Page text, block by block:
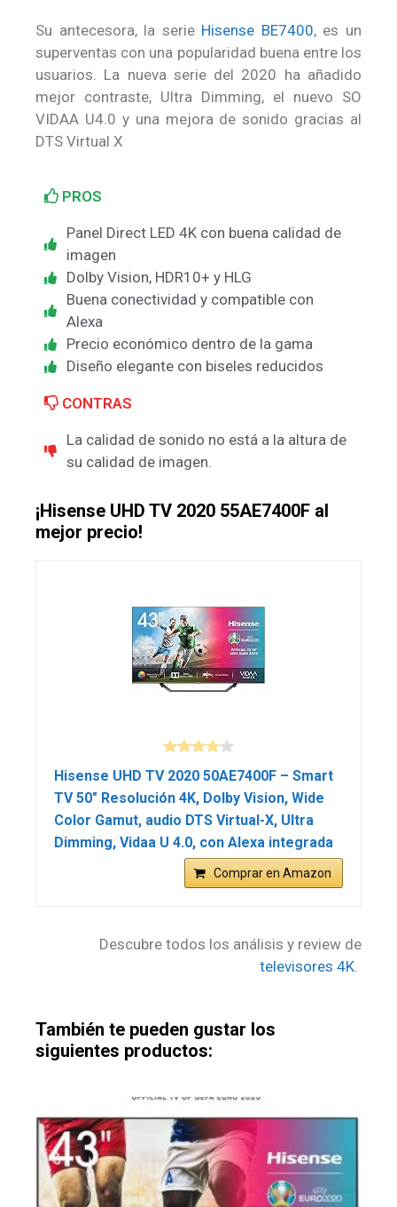
Su antecesora, la serie Hisense BE7400, es un
superventas con una popularidad buena entre los
usuarios. La nueva serie del 2020 ha añadido
mejor contraste, Ultra Dimming, el nuevo SO
VIDAA U4.0 y una mejora de sonido gracias al
DTS Virtual X
PROS
Panel Direct LED 4K con buena calidad de
imagen
Dolby Vision, HDR10+ y HLG
Buena conectividad y compatible con
Alexa
Precio económico dentro de la gama
Diseño elegante con biseles reducidos
CONTRAS
La calidad de sonido no está a la altura de
su calidad de imagen.
¡Hisense UHD TV 2020 55AE7400F al
mejor precio!
Hisense UHD TV 2020 50AE7400F – Smart
TV 50″ Resolución 4K, Dolby Vision, Wide
Color Gamut, audio DTS Virtual-X, Ultra
Dimming, Vidaa U 4.0, con Alexa integrada
Comprar en Amazon
Descubre todos los análisis y review de
televisores 4K.
También te pueden gustar los
siguientes productos: